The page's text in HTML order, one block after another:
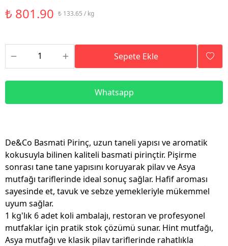
₺ 801.90 ₺ 133.65 / kg
Sepete Ekle
Whatsapp
De&Co Basmati Pirinç, uzun taneli yapısı ve aromatik
kokusuyla bilinen kaliteli basmati pirinçtir. Pişirme
sonrası tane tane yapısını koruyarak pilav ve Asya
mutfağı tariflerinde ideal sonuç sağlar. Hafif aroması
sayesinde et, tavuk ve sebze yemekleriyle mükemmel
uyum sağlar.
1 kg'lık 6 adet koli ambalajı, restoran ve profesyonel
mutfaklar için pratik stok çözümü sunar. Hint mutfağı,
Asya mutfağı ve klasik pilav tariflerinde rahatlıkla